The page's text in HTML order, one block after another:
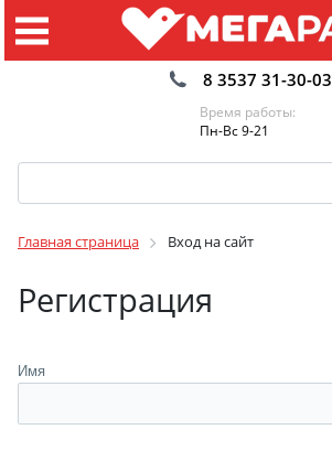
8 3537 31-30-03
Время работы:
Пн-Вс 9-21
Главная страница Вход на сайт
Регистрация
Имя